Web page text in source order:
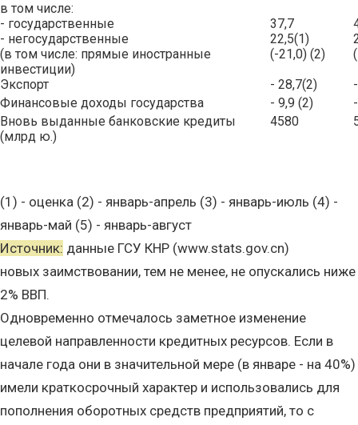
в том числе:
- государственные
37,7
- негосударственные
22,5(1)
(в том числе: прямые иностранные
инвестиции)
(-21,0) (2)
Экспорт
- 28,7(2)
Финансовые доходы государства
- 9,9 (2)
Вновь выданные банковские кредиты
(млрд ю.)
4580
(1) - оценка (2) - январь-апрель (3) - январь-июль (4) -
январь-май (5) - январь-август
Источник: данные ГСУ КНР (www.stats.gov.cn)
новых заимствовании, тем не менее, не опускались ниже
2% ВВП.
Одновременно отмечалось заметное изменение
целевой направленности кредитных ресурсов. Если в
начале года они в значительной мере (в январе - на 40%)
имели краткосрочный характер и использовались для
пополнения оборотных средств предприятий, то с